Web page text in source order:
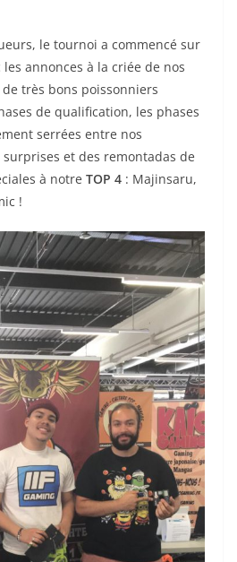
le tournoi a commencé sur
les annonces à la criée de nos
très bons poissonniers
de qualification, les phases
serrées entre nos
et des remontadas de
à notre TOP 4 : Majinsaru,
!